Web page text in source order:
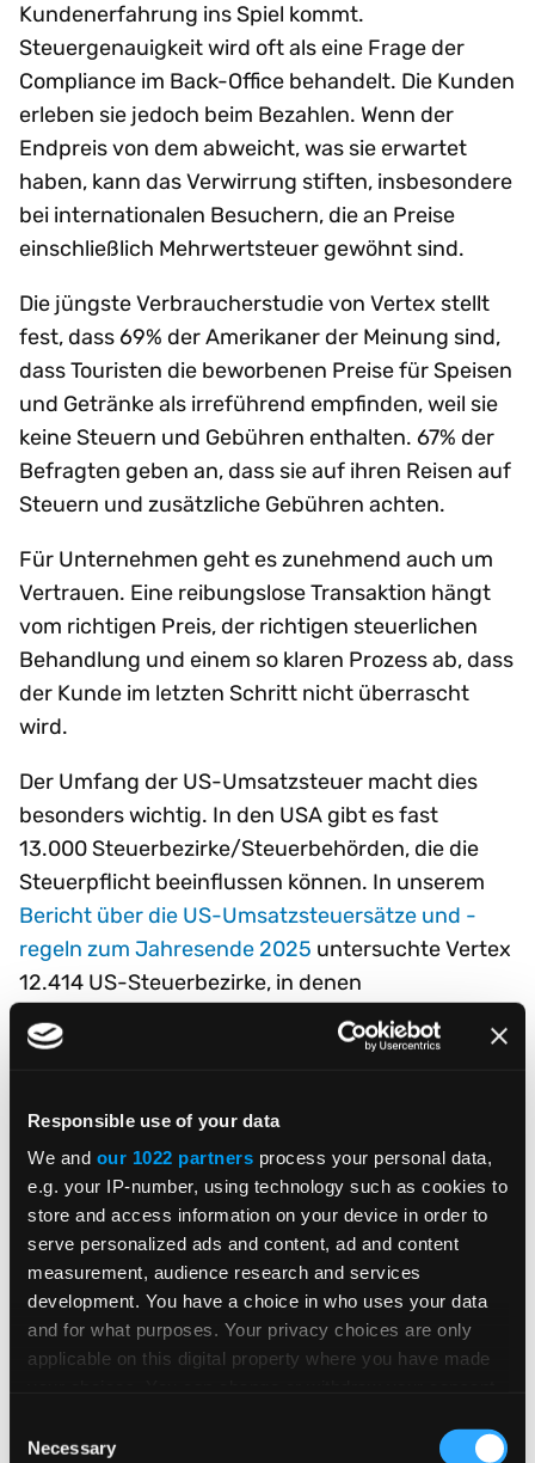
Responsible use of your data
We and our 1022 partners process your personal data,
e.g. your IP-number, using technology such as cookies to
store and access information on your device in order to
serve personalized ads and content, ad and content
measurement, audience research and services
development. You have a choice in who uses your data
and for what purposes. Your privacy choices are only
applicable on this digital property where you have made
the Privacy trigger icon.
Selection
Necessary
Kundenerfahrung ins Spiel kommt.
Steuergenauigkeit wird oft als eine Frage der
Compliance im Back-Office behandelt. Die Kunden
erleben sie jedoch beim Bezahlen. Wenn der
Endpreis von dem abweicht, was sie erwartet
haben, kann das Verwirrung stiften, insbesondere
bei internationalen Besuchern, die an Preise
einschließlich Mehrwertsteuer gewöhnt sind.
Die jüngste Verbraucherstudie von Vertex stellt
fest, dass 69% der Amerikaner der Meinung sind,
dass Touristen die beworbenen Preise für Speisen
und Getränke als irreführend empfinden, weil sie
keine Steuern und Gebühren enthalten. 67% der
Befragten geben an, dass sie auf ihren Reisen auf
Steuern und zusätzliche Gebühren achten.
Für Unternehmen geht es zunehmend auch um
Vertrauen. Eine reibungslose Transaktion hängt
vom richtigen Preis, der richtigen steuerlichen
Behandlung und einem so klaren Prozess ab, dass
der Kunde im letzten Schritt nicht überrascht
wird.
Der Umfang der US-Umsatzsteuer macht dies
besonders wichtig. In den USA gibt es fast
13.000 Steuerbezirke/Steuerbehörden, die die
Steuerpflicht beeinflussen können. In unserem
Bericht über die US-Umsatzsteuersätze und -
regeln zum Jahresende 2025 untersuchte Vertex
12.414 US-Steuerbezirke, in denen
681 Änderungen der Umsatzsteuersätze und -
regeln (SUT) stattfanden. Ein und dasselbe
verschiedenen Orten aufgrund unterschiedlicher
Steuersätze, Regeln oder Ausnahmen mehr oder
weniger kosten, was sich auf die Endkosten
auswirkt.
Das Problem ist nicht, dass sich jede
Rechtsprechung ständig ändert. Das Problem ist,
dass Unternehmen Systeme benötigen, die
verstehen, welche Regel wo und unter welchen
stark ansteigt, können kleine Lücken in den